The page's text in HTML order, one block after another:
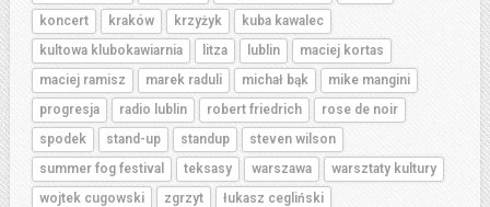
koncert
kraków krzyżyk
kuba kawalec
kultowa klubokawiarnia
litza lublin
maciej kortas
maciej ramisz
marek raduli michał bąk
mike mangini
progresja
radio lublin robert friedrich
rose de noir
spodek
stand-up standup
steven wilson
summer fog festival
teksasy warszawa
warsztaty kultury
wojtek cugowski
zgrzyt łukasz cegliński